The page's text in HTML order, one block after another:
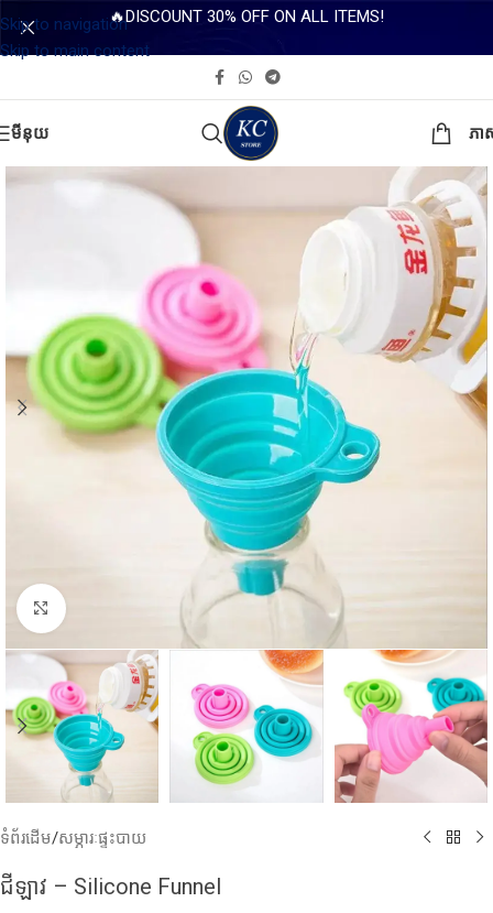
Skip to navigation
Skip to main content
🔥DISCOUNT 30% OFF ON ALL ITEMS!
មីនុយ ភា
Click to enlarge
ទំព័រដើម/សម្ភារៈផ្ទះបាយ
ជីឡាវ – Silicone Funnel